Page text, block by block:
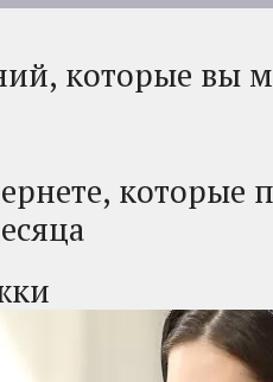
которые вы
которые